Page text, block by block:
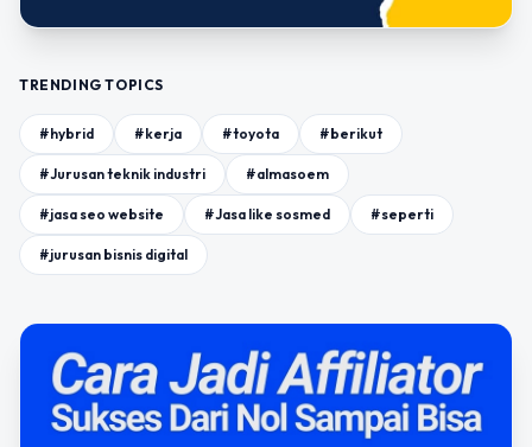
TRENDING TOPICS
#hybrid #kerja #toyota #berikut
#Jurusan teknik industri #almasoem
#jasa seo website #Jasa like sosmed #seperti
#jurusan bisnis digital